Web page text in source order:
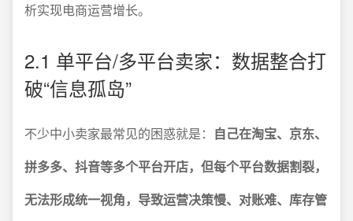
析实现电商运营增长。
2.1 单平台/多平台卖家：数据整合打
破“信息孤岛”
不少中小卖家最常见的困惑就是： 自己在淘宝、京东、
拼多多、抖音等多个平台开店，但每个平台数据割裂，
无法形成统一视角，导致运营决策慢、对账难、库存管